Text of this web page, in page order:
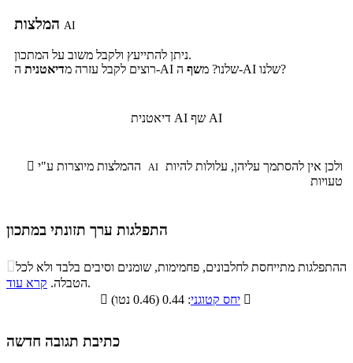
AI
ניתן להתייעץ ולקבל משוב על המתכון.
רוצים לקבל עזרה מדיאטנית ה-AI שלנו? משף ה-AI שלנו?
דיאטנית AI שף AI
 AI
טעויות
התפלגות ערך תזונתי במתכון
התפלגות ערך תזונתי במתכון
סיבים
תזונתיים
שומנים חלבונים
9.5% 58.2%
ההתפלגות מתייחסת לחלבונים, פחמימות, שומנים וסיבים בלבד ולא לכל
הטבלה. קרא עוד
.

יחס קטוגני 
כתיבת תגובה חדשה